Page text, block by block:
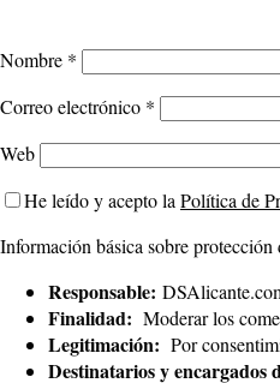
Nombre *
Correo electrónico *
Web
He leído y acepto la Política de
Información básica sobre protección
Responsable:
Finalidad: Moderar los
Legitimación: Por
Destinatarios y encargados